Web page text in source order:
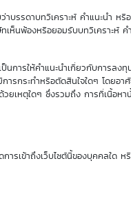
บรรดาบทวิเคราะห์ คำแนะนำ ห
ห็นพ้องหรือยอมรับบทวิเคราะห์
การให้คำแนะนำเกี่ยวกับการล
รกระทำหรือตัดสินใจใดๆ โดยอา
วยเหตุใดๆ ซึ่งรวมถึง การที่เนื้อ
เข้าถึงเว็บไซต์นี้ของบุคคลใด หรื